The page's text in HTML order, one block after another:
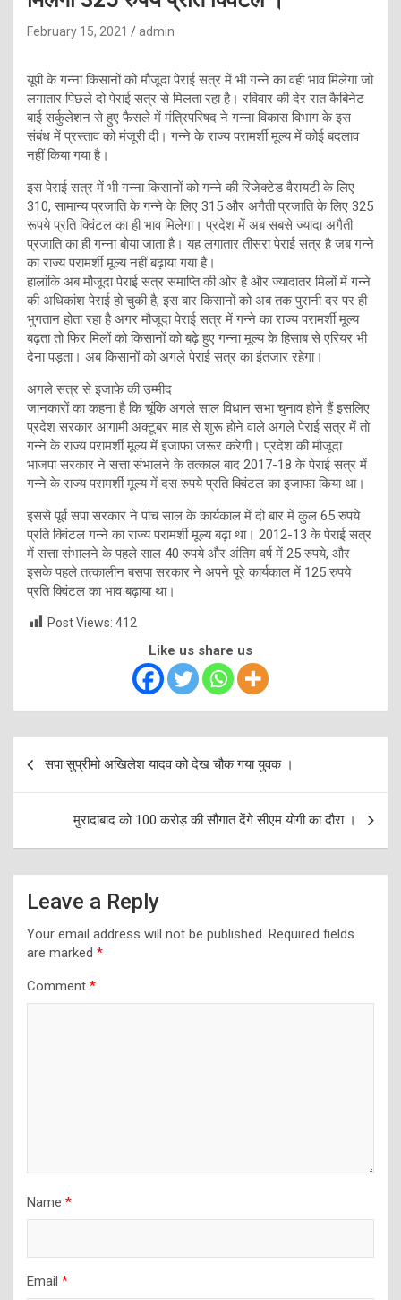
February 15, 2021 admin
यूपी के गन्ना किसानों को मौजूदा पेराई सत्र में भी गन्ने का वही भाव मिलेगा जो
लगातार पिछले दो पेराई सत्र से मिलता रहा है। रविवार की देर रात कैबिनेट
बाई सर्कुलेशन से हुए फैसले में मंत्रिपरिषद ने गन्ना विकास विभाग के इस
संबंध में प्रस्ताव को मंजूरी दी। गन्ने के राज्य परामर्शी मूल्य में कोई बदलाव
नहीं किया गया है।
इस पेराई सत्र में भी गन्ना किसानों को गन्ने की रिजेक्टेड वैरायटी के लिए
310, सामान्य प्रजाति के गन्ने के लिए 315 और अगैती प्रजाति के लिए 325
रूपये प्रति क्विंटल का ही भाव मिलेगा। प्रदेश में अब सबसे ज्यादा अगैती
प्रजाति का ही गन्ना बोया जाता है। यह लगातार तीसरा पेराई सत्र है जब गन्ने
का राज्य परामर्शी मूल्य नहीं बढ़ाया गया है।
हालांकि अब मौजूदा पेराई सत्र समाप्ति की ओर है और ज्यादातर मिलों में गन्ने
की अधिकांश पेराई हो चुकी है, इस बार किसानों को अब तक पुरानी दर पर ही
भुगतान होता रहा है अगर मौजूदा पेराई सत्र में गन्ने का राज्य परामर्शी मूल्य
बढ़ता तो फिर मिलों को किसानों को बढ़े हुए गन्ना मूल्य के हिसाब से एरियर भी
देना पड़ता। अब किसानों को अगले पेराई सत्र का इंतजार रहेगा।
अगले सत्र से इजाफे की उम्मीद
जानकारों का कहना है कि चूंकि अगले साल विधान सभा चुनाव होने हैं इसलिए
प्रदेश सरकार आगामी अक्टूबर माह से शुरू होने वाले अगले पेराई सत्र में तो
गन्ने के राज्य परामर्शी मूल्य में इजाफा जरूर करेगी। प्रदेश की मौजूदा
भाजपा सरकार ने सत्ता संभालने के तत्काल बाद 2017-18 के पेराई सत्र में
गन्ने के राज्य परामर्शी मूल्य में दस रुपये प्रति क्विंटल का इजाफा किया था।
इससे पूर्व सपा सरकार ने पांच साल के कार्यकाल में दो बार में कुल 65 रुपये
प्रति क्विंटल गन्ने का राज्य परामर्शी मूल्य बढ़ा था। 2012-13 के पेराई सत्र
में सत्ता संभालने के पहले साल 40 रुपये और अंतिम वर्ष में 25 रुपये, और
इसके पहले तत्कालीन बसपा सरकार ने अपने पूरे कार्यकाल में 125 रुपये
प्रति क्विंटल का भाव बढ़ाया था।
Post Views: 412
Like us share us
navigation
सपा सुप्रीमो अखिलेश यादव को देख चौक गया युवक ।
मुरादाबाद को 100 करोड़ की सौगात देंगे सीएम योगी का दौरा ।
Leave a Reply
Your email address will not be published. Required fields
are marked *
Comment *
Name *
Email *